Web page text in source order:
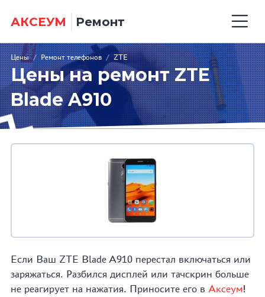
АКСЕУМ Ремонт
Цены / Ремонт телефонов / ZTE
Цены на ремонт ZTE
Blade A910
Если Ваш ZTE Blade A910 перестал включаться или
заряжаться. Разбился дисплей или тачскрин больше
не реагирует на нажатия. Приносите его в Аксеум!